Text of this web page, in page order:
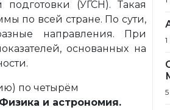
(УГСН). Такая
по всей стране. По сути,
направления. При
основанных на
по четырём
и астрономия.